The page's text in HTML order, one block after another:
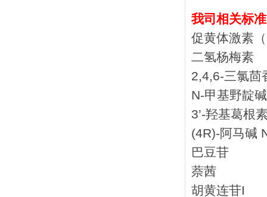
我司相关标
促黄体激素
二氢杨梅素
2,4,6-三氯茴
N-甲基野靛碱
3’-羟基葛根
(4R)-阿马碱
巴豆苷
萘茜
胡黄连苷I